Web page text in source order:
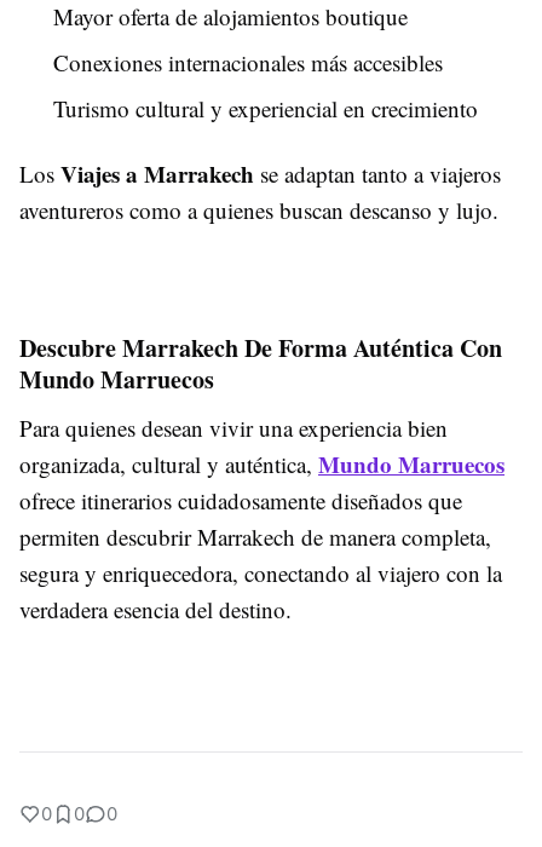
Mayor oferta de alojamientos boutique
Conexiones internacionales más accesibles
Turismo cultural y experiencial en crecimiento
Los Viajes a Marrakech se adaptan tanto a viajeros
aventureros como a quienes buscan descanso y lujo.
Descubre Marrakech De Forma Auténtica Con
Mundo Marruecos
Para quienes desean vivir una experiencia bien
organizada, cultural y auténtica, Mundo Marruecos
ofrece itinerarios cuidadosamente diseñados que
permiten descubrir Marrakech de manera completa,
segura y enriquecedora, conectando al viajero con la
verdadera esencia del destino.
0 0 0